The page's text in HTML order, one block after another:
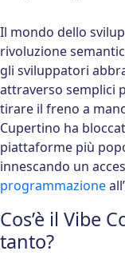
Il mondo dello
rivoluzione
gli sviluppatori
attraverso semplici
tirare il freno a
Cupertino ha
piattaforme più
innescando un
programmazione
Cos’è il Vibe
tanto?